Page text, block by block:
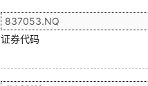
证券代码